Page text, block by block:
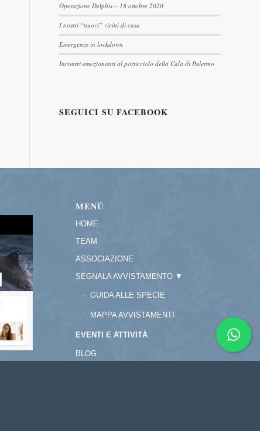
Operazione Delphis – 18 ottobre 2020
I nostri “nuovi” vicini di casa
Emergenze in lockdown
Incontri emozionanti al porticciolo della Cala di Palermo
SEGUICI SU FACEBOOK
MENÙ
HOME
TEAM
ASSOCIAZIONE
SEGNALA AVVISTAMENTO ▼
GUIDA ALLE SPECIE
MAPPA AVVISTAMENTI
EVENTI E ATTIVITÀ
BLOG